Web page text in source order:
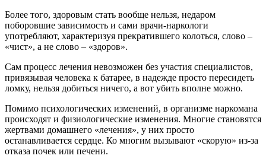
Более того, здоровым стать вообще нельзя, недаром
поборовшие зависимость и сами врачи-наркологи
употребляют, характеризуя прекратившего колоться, слово –
«чист», а не слово – «здоров».
Сам процесс лечения невозможен без участия специалистов,
привязывая человека к батарее, в надежде просто пересидеть
ломку, нельзя добиться ничего, а вот убить вполне можно.
Помимо психологических изменений, в организме наркомана
происходят и физиологические изменения. Многие становятся
жертвами домашнего «лечения», у них просто
останавливается сердце. Ко многим вызывают «скорую» из-за
отказа почек или печени.